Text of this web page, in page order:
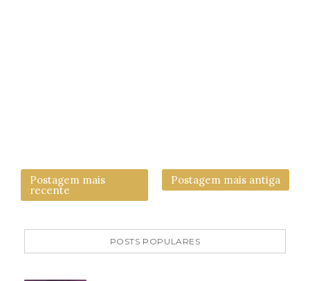
Postagem mais
recente
Postagem mais antiga
POSTS POPULARES